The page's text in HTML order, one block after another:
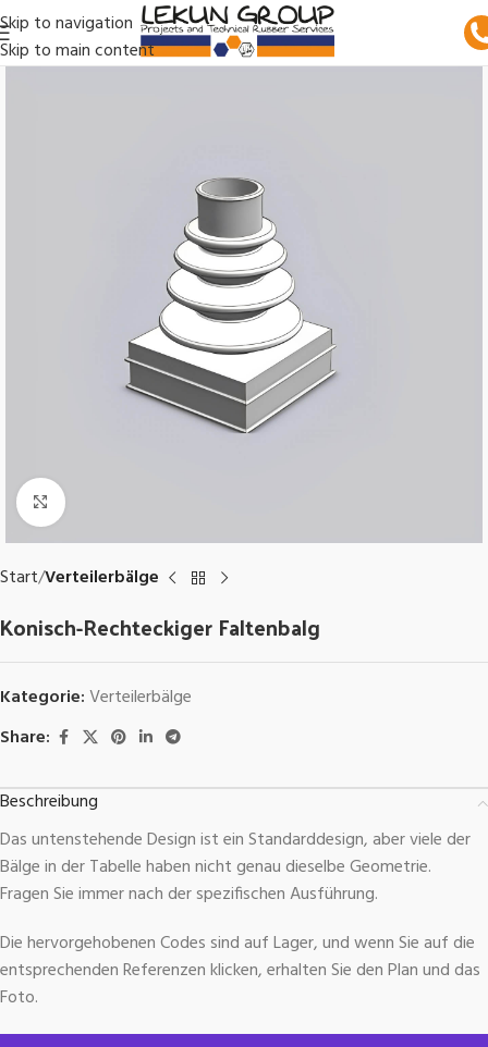
Skip to navigation
Skip to main content
Click to enlarge
Start Verteilerbälge
Konisch-Rechteckiger Faltenbalg
Kategorie:Verteilerbälge
Share:
Beschreibung
Das untenstehende Design ist ein Standarddesign, aber viele der
Bälge in der Tabelle haben nicht genau dieselbe Geometrie.
Fragen Sie immer nach der spezifischen Ausführung.
Die hervorgehobenen Codes sind auf Lager, und wenn Sie auf die
entsprechenden Referenzen klicken, erhalten Sie den Plan und das
Foto.